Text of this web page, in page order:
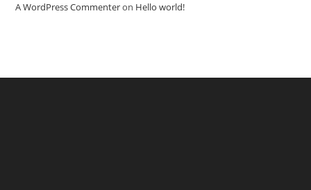
A WordPress Commenteron Hello world!